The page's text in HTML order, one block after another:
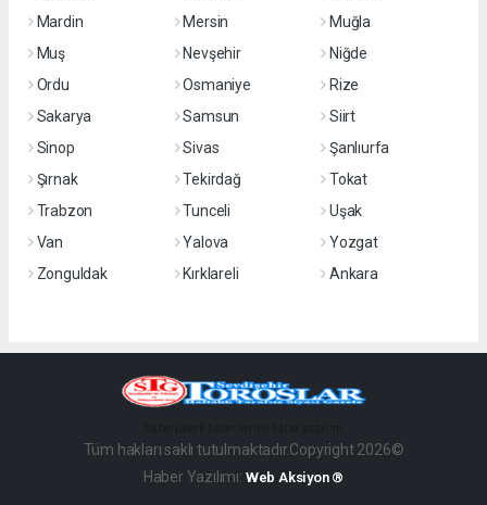
Mardin
Mersin
Muğla
Muş
Nevşehir
Niğde
Ordu
Osmaniye
Rize
Sakarya
Samsun
Siirt
Sinop
Sivas
Şanlıurfa
Şırnak
Tekirdağ
Tokat
Trabzon
Tunceli
Uşak
Van
Yalova
Yozgat
Zonguldak
Kırklareli Ankara
Tüm hakları saklı tutulmaktadır.Copyright 2026©
Haber Yazılımı: Web Aksiyon ®